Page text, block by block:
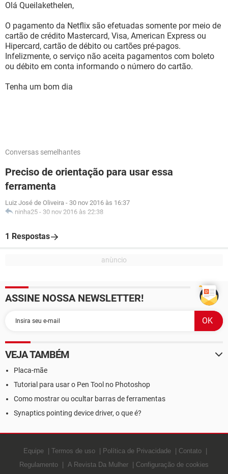
Olá Queilakethelen,
O pagamento da Netflix são efetuadas somente por meio de
cartão de crédito Mastercard, Visa, American Express ou
Hipercard, cartão de débito ou cartões pré-pagos.
Infelizmente, o serviço não aceita pagamentos com boleto
ou débito em conta informando o número do cartão.
Tenha um bom dia
Conversas semelhantes
Preciso de orientação para usar essa
ferramenta
Luiz José de Oliveira - 30 nov 2016 às 16:37
ninha25 - 30 nov 2016 às 22:38
1 Respostas
ASSINE NOSSA NEWSLETTER!
VEJA TAMBÉM
Placa-mãe
Tutorial para usar o Pen Tool no Photoshop
Como mostrar ou ocultar barras de ferramentas
Synaptics pointing device driver, o que é?
Equipe Termos de uso Política de Privacidade
Contato
Regulamento
A Revista Da Mulher Configuração de cookies